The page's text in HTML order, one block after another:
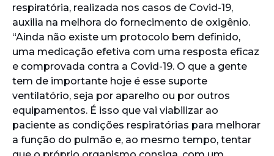
respiratória, realizada nos casos de Covid-19,
auxilia na melhora do fornecimento de oxigênio.
“Ainda não existe um protocolo bem definido,
uma medicação efetiva com uma resposta eficaz
e comprovada contra a Covid-19. O que a gente
tem de importante hoje é esse suporte
ventilatório, seja por aparelho ou por outros
equipamentos. É isso que vai viabilizar ao
paciente as condições respiratórias para melhorar
a função do pulmão e, ao mesmo tempo, tentar